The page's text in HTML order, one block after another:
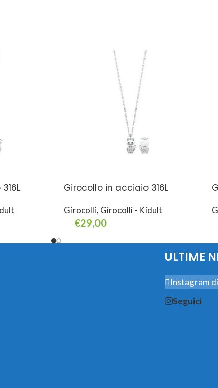
Girocollo in acciaio 316L
Girocolli, Girocolli - Kidult
€29,00
ULTIME
Instagram
Seguici